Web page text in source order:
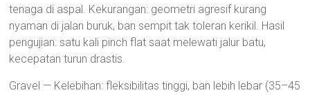
tenaga di aspal. Kekurangan: geometri agresif kurang
nyaman di jalan buruk, ban sempit tak toleran kerikil. Hasil
pengujian: satu kali pinch flat saat melewati jalur batu,
kecepatan turun drastis.
Gravel — Kelebihan: fleksibilitas tinggi, ban lebih lebar (35–45